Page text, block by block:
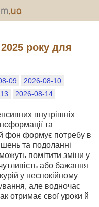
року для
09
2026-08-10
2026-08-14
внутрішніх
та
фон формує потребу в
та подоланні
помітити зміни у
або бажання
у неспокійному
але водночас
отримає свої уроки й